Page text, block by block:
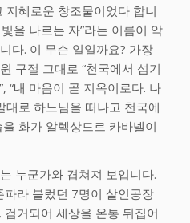
지혜로운 창조물이었다 합니
을 나르는 자”라는 이름이 악
다. 이 무슨 일일까요? 가장
구절 그대로 “천국에서 섬기
“내 마음이 곧 지옥이로다. 나
대로 하느님을 떠나고 천국에
화가 알렉상드르 카바넬이
누군가와 겹쳐져 보입니다.
라 불렀던 7명이 살인공장
거되어 세상을 온통 뒤집어